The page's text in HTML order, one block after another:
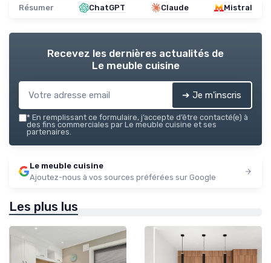
Résumer ChatGPT Claude Mistral
Recevez les dernières actualités de
Le meuble cuisine
➔ Je m'inscris
* En remplissant ce formulaire, j’accepte d’être contacté(e) à
des fins commerciales par Le meuble cuisine et ses
partenaires.
Le meuble cuisine
Ajoutez-nous à vos sources préférées sur Google
Les plus lus